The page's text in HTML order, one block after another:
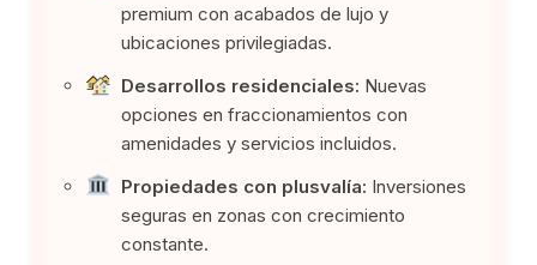
premium con acabados de lujo y
ubicaciones privilegiadas.
Desarrollos residenciales: Nuevas
opciones en fraccionamientos con
amenidades y servicios incluidos.
Propiedades con plusvalía: Inversiones
seguras en zonas con crecimiento
constante.